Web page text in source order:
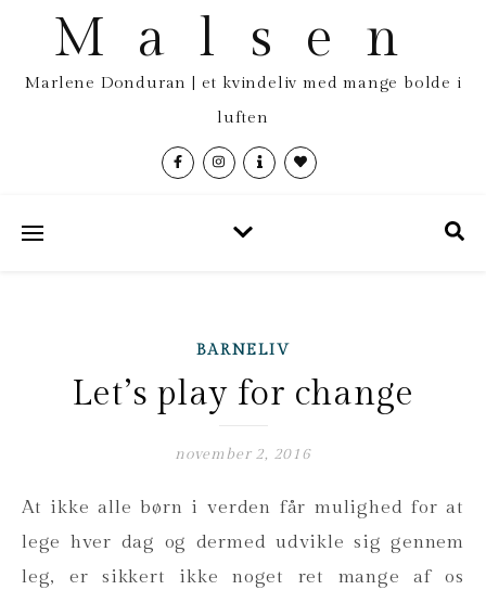
Malsen
Marlene Donduran | et kvindeliv med mange bolde i
luften
BARNELIV
Let’s play for change
november 2, 2016
At ikke alle børn i verden får mulighed for at
lege hver dag og dermed udvikle sig gennem
leg, er sikkert ikke noget ret mange af os